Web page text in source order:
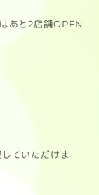
あと2店舗OPEN
ていただけま